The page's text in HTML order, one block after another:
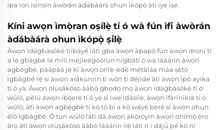
ipa lori ìsìnṣìn àwòrán àdábàárà ohun ìkópọ̀ àti iye iṣẹ́.
Kíni awọn ìmọ̀ran oṣílẹ̀ tí ó wà fún ìfi àwòrán
àdábàárà ohun ìkópọ̀ ṣilẹ̀
Àwọn ìdàgbàsókè tìíbáyé láti gba àwọn àpapọ̀ fún àwọn droni tí
a lè gbàgbé lé mìlí méjìeégòòrùn nígbàtí ó wà láàárín àwọn
agbègbè, pàápàá jẹ́ kí àwọn orílẹ̀-èdè mẹ́tàláa máa ṣètò
ìgbàgbé rẹ̀ sí àwọn arákùnrin tí wọ́n ti déjìde àti àwọn ipò ayika
tí ó yà. Àwọn olùṣàkóso ààbò gbọdọ mọ àwọn ìdàgbàsókè tí ó
wúlò, pẹ̀lú àwọn ibeere tí ó yẹ sí iwe idásílẹ̀, àwọn ìfàrínikrà tí ó
wúlò, àti àwọn agbègbè tí kò tọ́ bí a kò wáyé bẹ̀rẹ̀ sí àwọn ohun
èlò ìgbàgbé. Ó tún wúlò láti dá àwọn akọ̀ròyìn àwọn onímọ̀ ẹ̀rọ
àrọ àti àwọn olùṣàkóso ààbò láàárín ilẹ̀ láti rí i dájú́ pé kò ní